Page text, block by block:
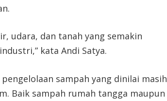
udara, dan tanah yang semakin
kata Andi Satya.
sampah yang dinilai masih
Baik sampah rumah tangga maupun